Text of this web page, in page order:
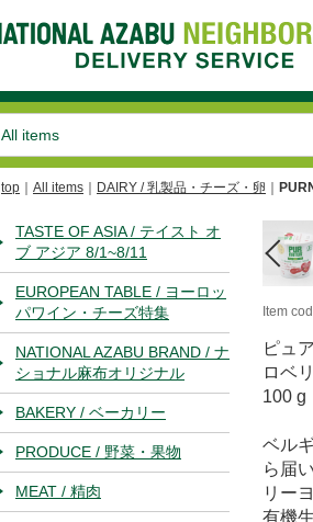
top All items DAIRY / 乳製品・チーズ・卵
TASTE OF ASIA / テイスト オ
ブ アジア 8/1~8/11
EUROPEAN TABLE / ヨーロッ
パワイン・チーズ特集
NATIONAL AZABU BRAND / ナ
ショナル麻布オリジナル
BAKERY / ベーカリー
PRODUCE / 野菜・果物
MEAT / 精肉
Item
ピュ
ロベ
100 g
ベル
ら届
リー
有機